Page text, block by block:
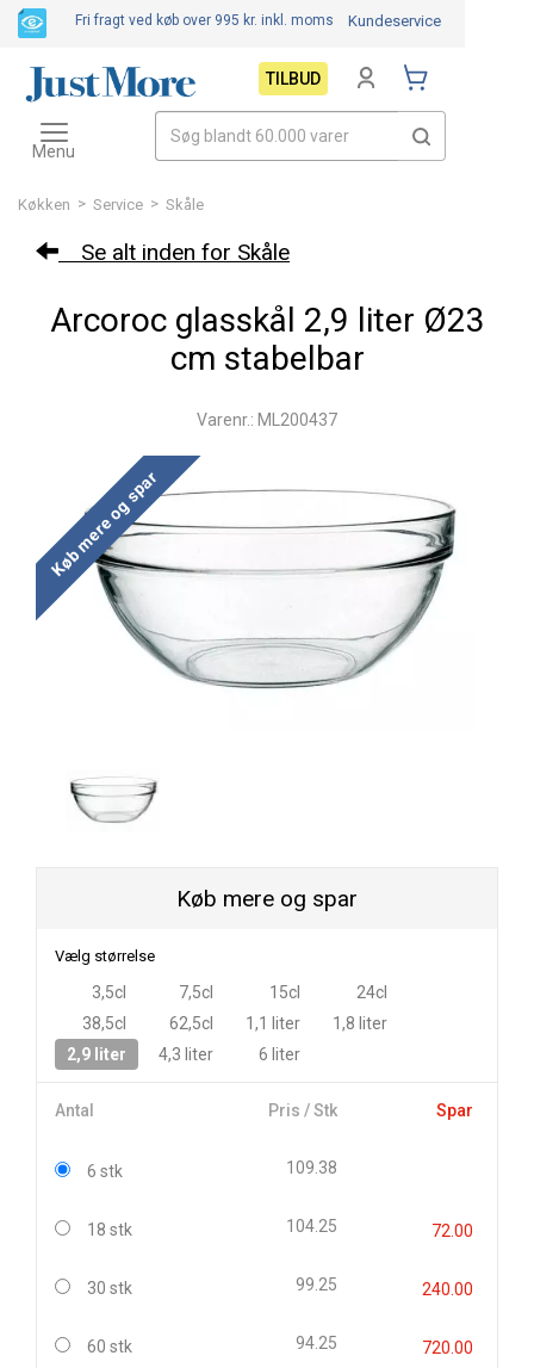
Køkken > Service > Skåle
Se alt inden for Skåle
Arcoroc glasskål 2,9 liter Ø23
cm stabelbar
Varenr.: ML200437
Køb mere og spar
Køb mere og spar
Vælg størrelse
3,5cl 7,5cl 15cl
24cl
38,5cl
62,5cl 1,1 liter
1,8 liter
2,9 liter
4,3 liter 6 liter
Antal Pris / Stk Spar
6 stk 109.38
18 stk 104.25 72.00
30 stk 99.25 240.00
60 stk 94.25 720.00
Fri fragt ved køb over 995 kr. inkl. moms Kundeservice
TILBUD
Toggle
navigation
Menu